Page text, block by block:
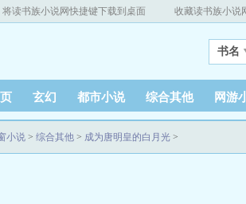
将读书族小说网快捷键下载到桌面 收藏读书族小说
书名
玄幻 都市小说 综合其他 网游
小说 > 综合其他 > 成为唐明皇的白月光 >